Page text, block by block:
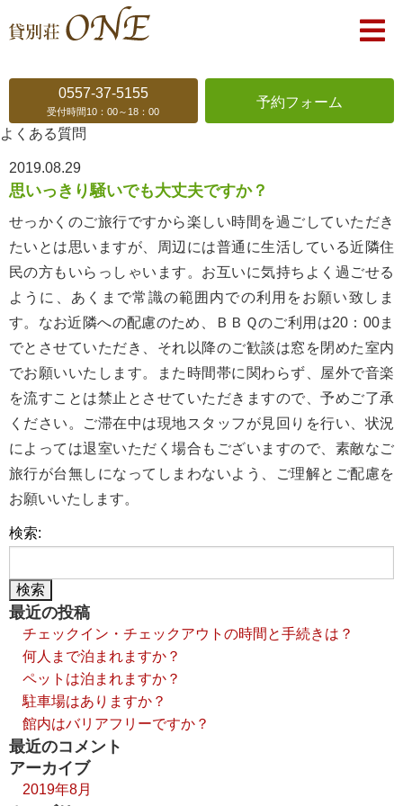
0557-37-5155
受付時間10：00～18：00
予約フォーム
よくある質問
2019.08.29
思いっきり騒いでも大丈夫ですか？
せっかくのご旅行ですから楽しい時間を過ごしていただき
たいとは思いますが、周辺には普通に生活している近隣住
民の方もいらっしゃいます。お互いに気持ちよく過ごせる
ように、あくまで常識の範囲内での利用をお願い致しま
す。なお近隣への配慮のため、ＢＢＱのご利用は20：00ま
でとさせていただき、それ以降のご歓談は窓を閉めた室内
でお願いいたします。また時間帯に関わらず、屋外で音楽
を流すことは禁止とさせていただきますので、予めご了承
ください。ご滞在中は現地スタッフが見回りを行い、状況
によっては退室いただく場合もございますので、素敵なご
旅行が台無しになってしまわないよう、ご理解とご配慮を
お願いいたします。
検索:
最近の投稿
チェックイン・チェックアウトの時間と手続きは？
何人まで泊まれますか？
ペットは泊まれますか？
駐車場はありますか？
館内はバリアフリーですか？
最近のコメント
アーカイブ
2019年8月